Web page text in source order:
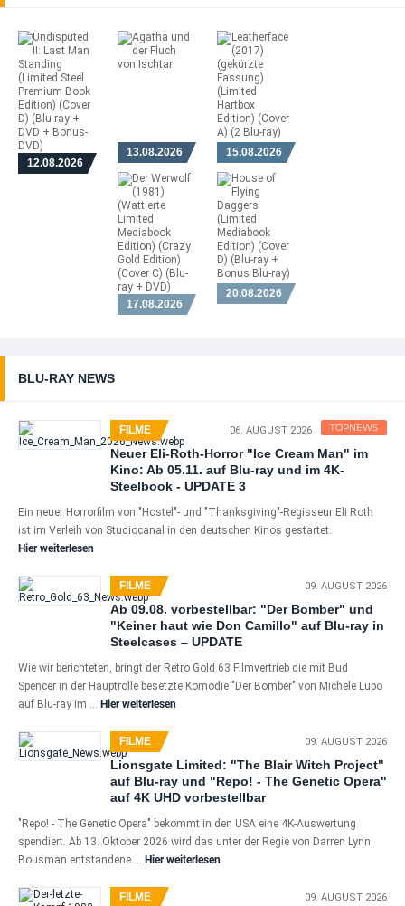
12.08.2026
13.08.2026 15.08.2026
17.08.2026
20.08.2026
BLU-RAY NEWS
FILME TOPNEWS
06. AUGUST 2026
Neuer Eli-Roth-Horror "Ice Cream Man" im
Kino: Ab 05.11. auf Blu-ray und im 4K-
Steelbook - UPDATE 3
Ein neuer Horrorfilm von "Hostel"- und "Thanksgiving"-Regisseur Eli Roth
ist im Verleih von Studiocanal in den deutschen Kinos gestartet.
Hier weiterlesen
FILME 09. AUGUST 2026
Ab 09.08. vorbestellbar: "Der Bomber" und
"Keiner haut wie Don Camillo" auf Blu-ray in
Steelcases – UPDATE
Wie wir berichteten, bringt der Retro Gold 63 Filmvertrieb die mit Bud
Spencer in der Hauptrolle besetzte Komödie "Der Bomber" von Michele Lupo
auf Blu-ray im … Hier weiterlesen
FILME 09. AUGUST 2026
Lionsgate Limited: "The Blair Witch Project"
auf Blu-ray und "Repo! - The Genetic Opera"
auf 4K UHD vorbestellbar
"Repo! - The Genetic Opera" bekommt in den USA eine 4K-Auswertung
spendiert. Ab 13. Oktober 2026 wird das unter der Regie von Darren Lynn
Bousman entstandene … Hier weiterlesen
FILME 09. AUGUST 2026